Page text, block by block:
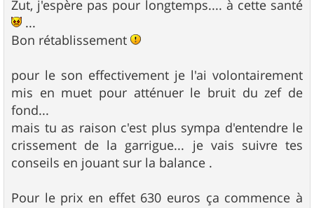
s
s
a
g
e
Zut, j'espère pas pour longtemps.... à cette santé
...
Bon rétablissement
pour le son effectivement je l'ai volontairement
mis en muet pour atténuer le bruit du zef de
fond...
mais tu as raison c'est plus sympa d'entendre le
crissement de la garrigue... je vais suivre tes
conseils en jouant sur la balance .
Pour le prix en effet 630 euros ça commence à